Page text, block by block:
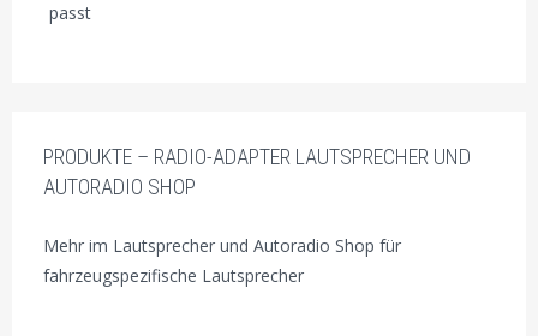
passt
PRODUKTE – RADIO-ADAPTER LAUTSPRECHER UND
AUTORADIO SHOP
Mehr im Lautsprecher und Autoradio Shop für
fahrzeugspezifische Lautsprecher